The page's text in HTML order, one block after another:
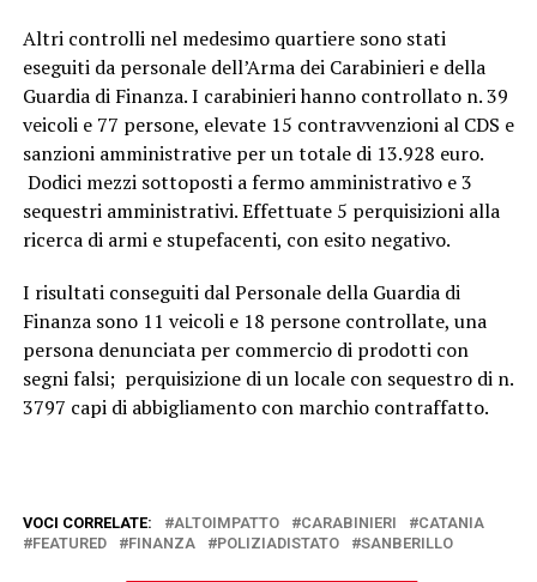
Altri controlli nel medesimo quartiere sono stati
eseguiti da personale dell’Arma dei Carabinieri e della
Guardia di Finanza. I carabinieri hanno controllato n. 39
veicoli e 77 persone, elevate 15 contravvenzioni al CDS e
sanzioni amministrative per un totale di 13.928 euro.
Dodici mezzi sottoposti a fermo amministrativo e 3
sequestri amministrativi. Effettuate 5 perquisizioni alla
ricerca di armi e stupefacenti, con esito negativo.
I risultati conseguiti dal Personale della Guardia di
Finanza sono 11 veicoli e 18 persone controllate, una
persona denunciata per commercio di prodotti con
segni falsi; perquisizione di un locale con sequestro di n.
3797 capi di abbigliamento con marchio contraffatto.
VOCI CORRELATE: ALTOIMPATTO CARABINIERI
CATANIA
FEATURED
FINANZA POLIZIADISTATO SANBERILLO